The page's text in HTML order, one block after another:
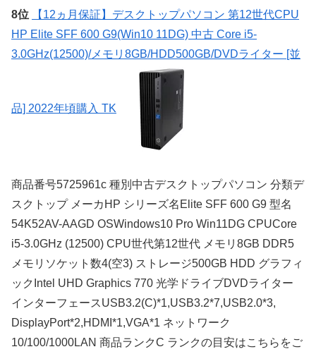
8位
【12ヵ月保証】デスクトップパソコン 第12世代CPU
HP Elite SFF 600 G9(Win10 11DG) 中古 Core i5-
3.0GHz(12500)/メモリ8GB/HDD500GB/DVDライター [並
品] 2022年頃購入 TK
商品番号5725961c 種別中古デスクトップパソコン 分類デ
スクトップ メーカHP シリーズ名Elite SFF 600 G9 型名
54K52AV-AAGD OSWindows10 Pro Win11DG CPUCore
i5-3.0GHz (12500) CPU世代第12世代 メモリ8GB DDR5
メモリソケット数4(空3) ストレージ500GB HDD グラフィ
ックIntel UHD Graphics 770 光学ドライブDVDライター
インターフェースUSB3.2(C)*1,USB3.2*7,USB2.0*3,
DisplayPort*2,HDMI*1,VGA*1 ネットワーク
10/100/1000LAN 商品ランクC ランクの目安はこちらをご